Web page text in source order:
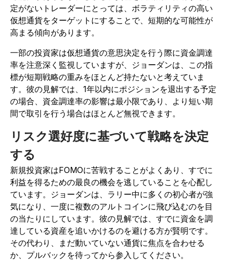
定がないトレーダーにとっては、ボラティリティの高い
仮想通貨をターゲットにすることで、短期的な可能性が
高まる傾向があります。
一部の投資家は仮想通貨の意思決定を行う際に資金調達
率を注意深く監視していますが、ジョーダンは、この指
標が短期戦略の重みをほとんど持たないと考えていま
す。彼の見解では、1年以内にポジションを退出する予定
の場合、資金調達率の影響は最小限であり、より短い期
間で取引を行う場合はほとんど無視できます。
リスク選好度に基づいて戦略を決定
する
新規投資家はFOMOに苦戦することがよくあり、すでに
利益を得るための最良の機会を逃していることを心配し
ています。 ジョーダンは、ラリー中に多くの初心者が強
気になり、一度に複数のアルトコインに飛び込むのを目
の当たりにしています。彼の見解では、すでに資金を調
達している資産を追いかけるのを避ける方が賢明です。
その代わり、まだ動いていない通貨に焦点を合わせる
か、プルバックを待ってから参入してください。